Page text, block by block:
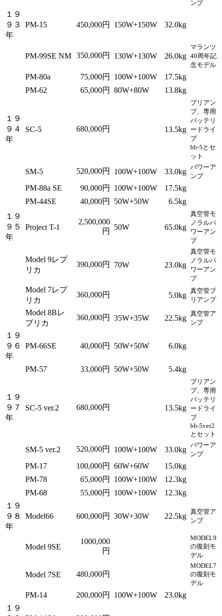
ンプ
１９
９３
年
PM-15 450,000円 150W+150W 32.0kg
PM-99SE NM 350,000円 130W+130W 26.0kg
マランツ
40周年記
念モデル
PM-80a 75,000円 100W+100W
17.5kg
PM-62
65,000円 80W+80W 13.8kg
１９
９４
年
SC-5 680,000円 13.5kg
プリアン
プ、専用
バッテリ
ードライ
ブ
bb-5とセ
ット
SM-5 520,000円 100W+100W 33.0kg
パワーア
ンプ
PM-88a SE 90,000円 100W+100W
17.5kg
PM-44SE
40,000円 50W+50W
6.5kg
１９
９５
年
Project T-1
2,500,000
円
50W 65.0kg
真空管モ
ノラルパ
ワーアン
プ
Model 9レプ
リカ
390,000円 70W 23.0kg
真空管モ
ノラルパ
ワーアン
プ
Model 7レプ
リカ
360,000円 5.0kg
真空管プ
リアンプ
Model 8Bレ
プリカ
360,000円 35W+35W 22.5kg
真空管ア
ンプ
１９
９６
年
PM-66SE 40,000円 50W+50W 6.0kg
PM-57 33,000円 50W+50W 5.4kg
１９
９７
年
SC-5 ver.2 680,000円 13.5kg
プリアン
プ、専用
バッテリ
ードライ
ブ
bb-5ver2
とセット
SM-5 ver.2 520,000円 100W+100W 33.0kg
パワーア
ンプ
PM-17 100,000円 60W+60W
15.0kg
PM-78
65,000円 100W+100W
12.3kg
PM-68
55,000円 100W+100W
12.3kg
１９
９８
年
Model66 600,000円 30W+30W 22.5kg
真空管ア
ンプ
Model 9SE
1000,000
円
MODEL9
の復刻モ
デル
Model 7SE 480,000円
MODEL7
の復刻モ
デル
PM-14 200,000円 100W+100W
23.0kg
１９